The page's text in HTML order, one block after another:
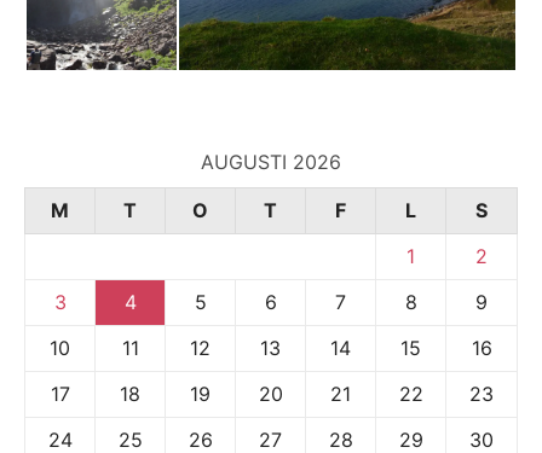
AUGUSTI 2026
M
T O T F L
S
1
2
3
4 5 6 7 8
9
10
11 12 13 14 15
16
17
18 19 20 21 22
23
24
25 26 27 28 29
30